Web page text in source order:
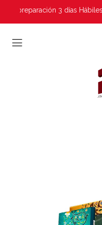
preparación 3 días Hábiles |